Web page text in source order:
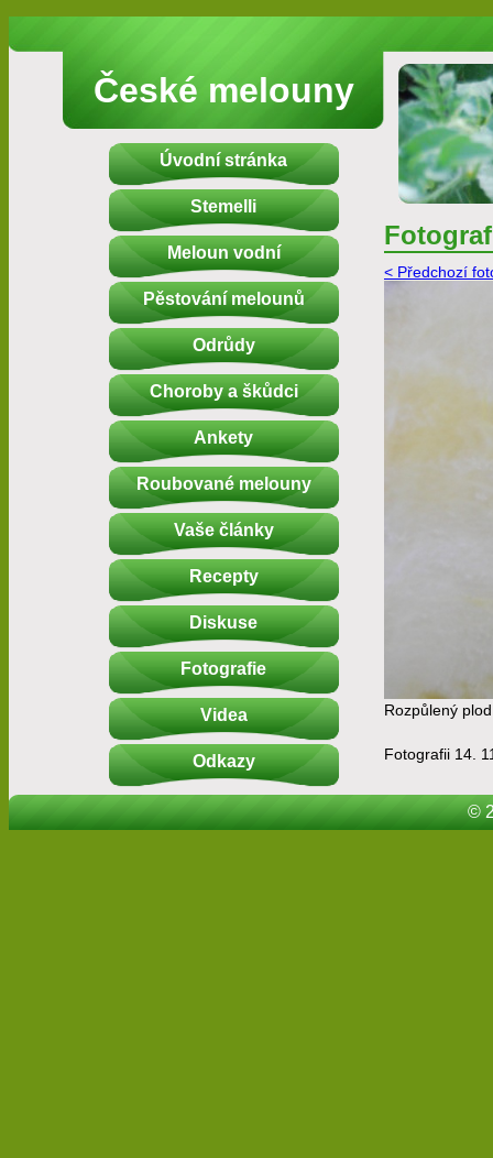
České melouny
Úvodní stránka
Stemelli
Meloun vodní
Pěstování melounů
Odrůdy
Choroby a škůdci
Ankety
Roubované melouny
Vaše články
Recepty
Diskuse
Fotografie
Videa
Odkazy
< Předchozí
Rozpůlený
Fotografii 14.
©